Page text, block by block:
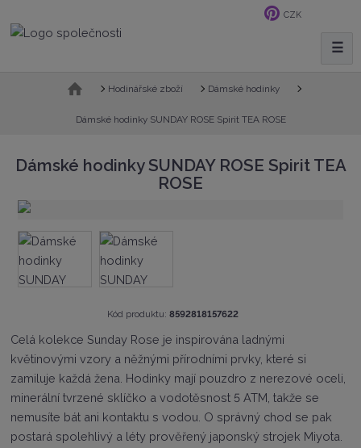
CZK
h
e
a
☰
Ú
o
Hodinářské zboží Dámské hodinky
Dámské hodinky SUNDAY ROSE Spirit TEA ROSE
Dámské hodinky SUNDAY ROSE Spirit TEA
ROSE
Kód produktu:8592818157622
d
v
o
b
c
Celá kolekce Sunday Rose je inspirována ladnými
květinovými vzory a něžnými přírodními prvky, které si
zamiluje každá žena. Hodinky mají pouzdro z nerezové oceli,
minerální tvrzené sklíčko a vodotěsnost 5 ATM, takže se
nemusíte bát ani kontaktu s vodou. O správný chod se pak
postará spolehlivý a léty prověřený japonský strojek Miyota.